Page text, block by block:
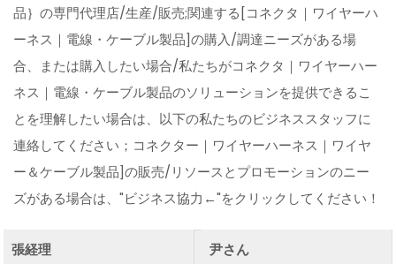
品｝の専門代理店/生産/販売;関連する[コネクタ｜ワイヤーハ
ーネス｜電線・ケーブル製品]の購入/調達ニーズがある場
合、または購入したい場合/私たちがコネクタ｜ワイヤーハー
ネス｜電線・ケーブル製品のソリューションを提供できるこ
とを理解したい場合は、以下の私たちのビジネススタッフに
連絡してください；コネクター｜ワイヤーハーネス｜ワイヤ
ー＆ケーブル製品]の販売/リソースとプロモーションのニー
ズがある場合は、"ビジネス協力←"をクリックしてください！
張経理
尹さん